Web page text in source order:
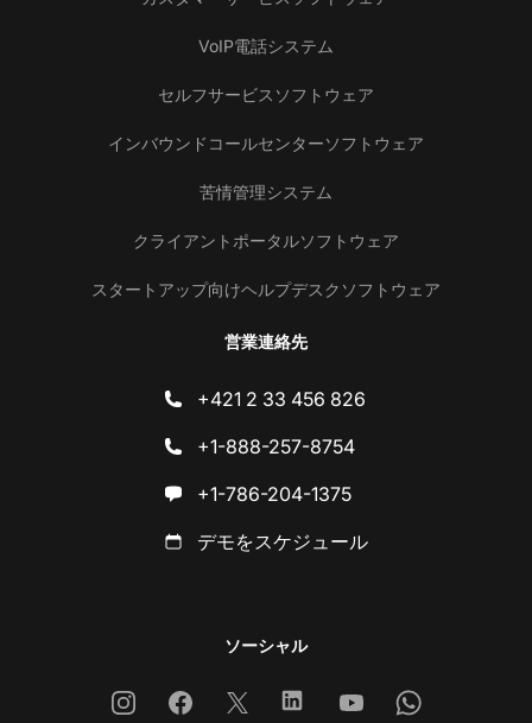
VoIP電話システム
セルフサービスソフトウェア
インバウンドコールセンターソフトウェア
苦情管理システム
クライアントポータルソフトウェア
スタートアップ向けヘルプデスクソフトウェア
営業連絡先
+421 2 33 456 826
+1-888-257-8754
+1-786-204-1375
デモをスケジュール
ソーシャル
InstagramFacebook
X LinkedinYoutubeWhatsapp